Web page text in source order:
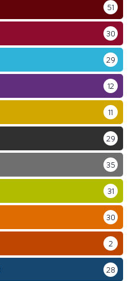
51
30
29
12
11
29
35
31
30
2
28